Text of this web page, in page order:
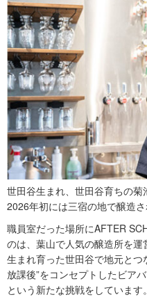
世田谷生まれ、世田谷育ちの菊
2026年初には三宿の地で醸造
職員室だった場所にAFTER
のは、葉山で人気の醸造所を
生まれ育った世田谷で地元と
放課後”をコンセプトしたビア
という新たな挑戦をしています。